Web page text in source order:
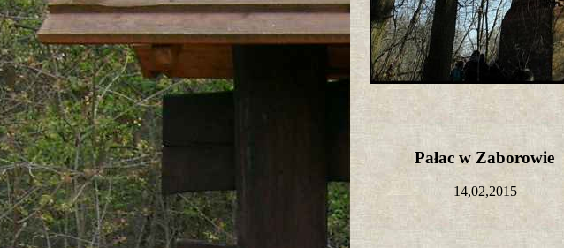
Pałac w Zaborowie
14,02,2015